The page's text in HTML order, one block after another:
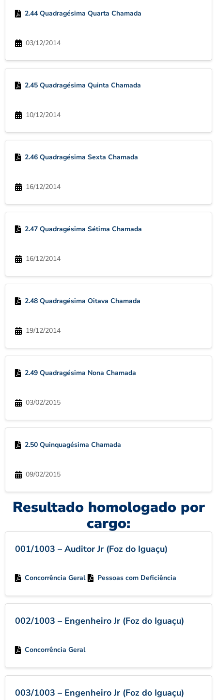
2.44 Quadragésima Quarta Chamada
03/12/2014
2.45 Quadragésima Quinta Chamada
10/12/2014
2.46 Quadragésima Sexta Chamada
16/12/2014
2.47 Quadragésima Sétima Chamada
16/12/2014
2.48 Quadragésima Oitava Chamada
19/12/2014
2.49 Quadragésima Nona Chamada
03/02/2015
2.50 Quinquagésima Chamada
09/02/2015
Resultado homologado por
cargo:
001/1003 – Auditor Jr (Foz do Iguaçu)
Concorrência Geral Pessoas com Deficiência
002/1003 – Engenheiro Jr (Foz do Iguaçu)
Concorrência Geral
003/1003 – Engenheiro Jr (Foz do Iguaçu)